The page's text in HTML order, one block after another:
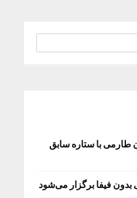
طارمی با ستاره سابق
بدون فیفا برگزار می‌شود